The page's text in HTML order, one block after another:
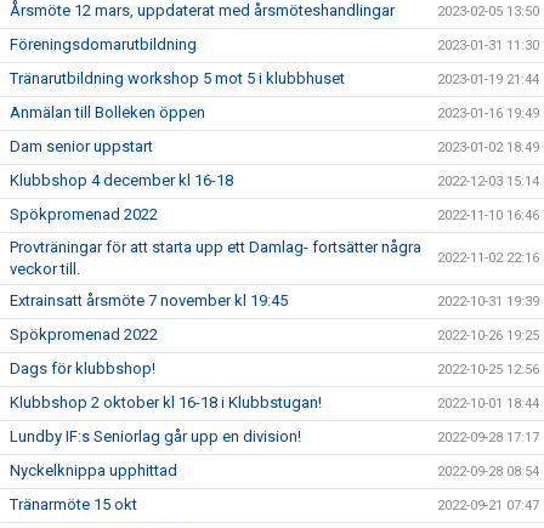
Årsmöte 12 mars, uppdaterat med årsmöteshandlingar 2023-02-05 13:50
Föreningsdomarutbildning 2023-01-31 11:30
Tränarutbildning workshop 5 mot 5 i klubbhuset 2023-01-19 21:44
Anmälan till Bolleken öppen 2023-01-16 19:49
Dam senior uppstart 2023-01-02 18:49
Klubbshop 4 december kl 16-18 2022-12-03 15:14
Spökpromenad 2022 2022-11-10 16:46
Provträningar för att starta upp ett Damlag- fortsätter några
veckor till.
2022-11-02 22:16
Extrainsatt årsmöte 7 november kl 19:45 2022-10-31 19:39
Spökpromenad 2022 2022-10-26 19:25
Dags för klubbshop! 2022-10-25 12:56
Klubbshop 2 oktober kl 16-18 i Klubbstugan! 2022-10-01 18:44
Lundby IF:s Seniorlag går upp en division! 2022-09-28 17:17
Nyckelknippa upphittad 2022-09-28 08:54
Tränarmöte 15 okt 2022-09-21 07:47